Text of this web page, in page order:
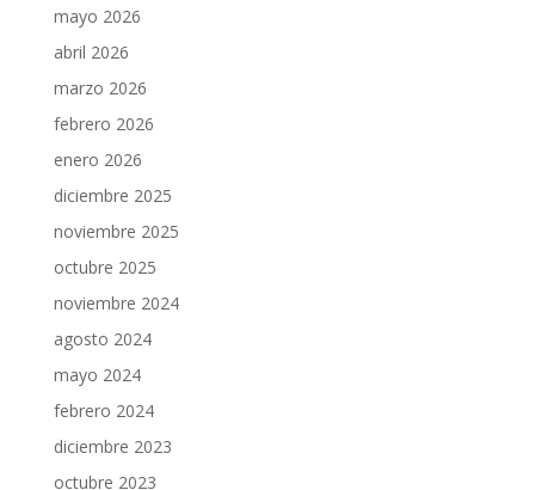
mayo 2026
abril 2026
marzo 2026
febrero 2026
enero 2026
diciembre 2025
noviembre 2025
octubre 2025
noviembre 2024
agosto 2024
mayo 2024
febrero 2024
diciembre 2023
octubre 2023